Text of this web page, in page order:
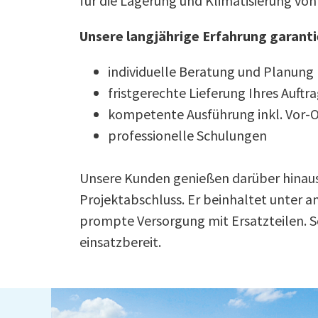
Unsere langjährige Erfahrung
individuelle Beratung und Planung
fristgerechte Lieferung Ihres
kompetente Ausführung inkl.
professionelle Schulungen
Unsere Kunden genießen darüber
Projektabschluss. Er beinhaltet unter
prompte Versorgung mit Ersatzteilen.
einsatzbereit.